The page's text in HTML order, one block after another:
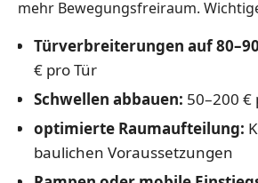
mehr Bewegungsfreiraum.
Türverbreiterungen auf
€ pro Tür
Schwellen abbauen: 50–200 €
optimierte Raumaufteilung:
baulichen Voraussetzungen